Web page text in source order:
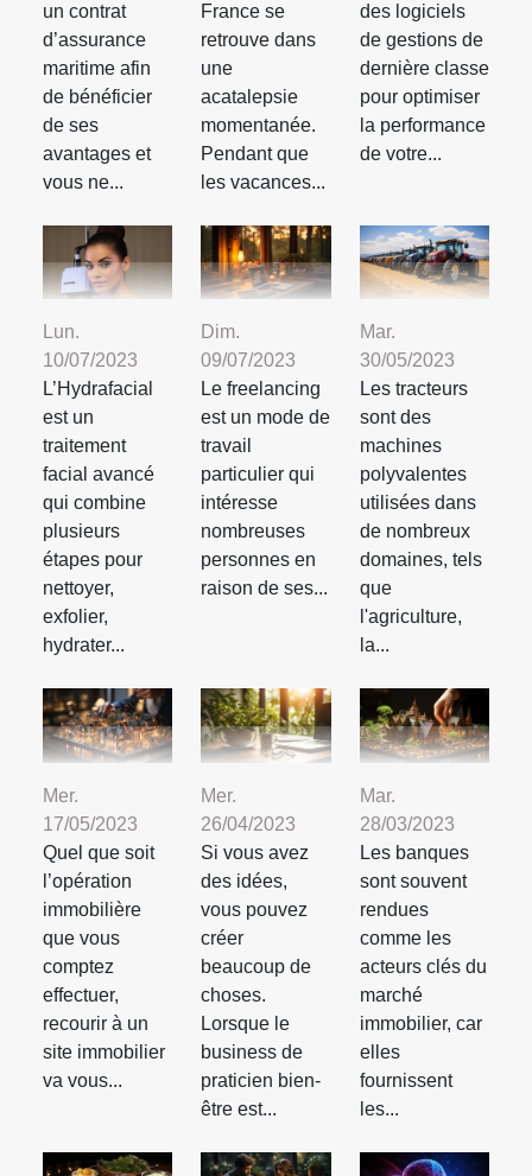
un contrat
d’assurance
maritime afin
de bénéficier
de ses
avantages et
vous ne...
France se
retrouve dans
une
acatalepsie
momentanée.
Pendant que
les vacances...
des logiciels
de gestions de
dernière classe
pour optimiser
la performance
de votre...
Lun.
10/07/2023
L’Hydrafacial
est un
traitement
facial avancé
qui combine
plusieurs
étapes pour
nettoyer,
exfolier,
hydrater...
Dim.
09/07/2023
Le freelancing
est un mode de
travail
particulier qui
intéresse
nombreuses
personnes en
raison de ses...
Mar.
30/05/2023
Les tracteurs
sont des
machines
polyvalentes
utilisées dans
de nombreux
domaines, tels
que
l'agriculture,
la...
Mer.
17/05/2023
Quel que soit
l’opération
immobilière
que vous
comptez
effectuer,
recourir à un
site immobilier
va vous...
Mer.
26/04/2023
Si vous avez
des idées,
vous pouvez
créer
beaucoup de
choses.
Lorsque le
business de
praticien bien-
être est...
Mar.
28/03/2023
Les banques
sont souvent
rendues
comme les
acteurs clés du
marché
immobilier, car
elles
fournissent
les...